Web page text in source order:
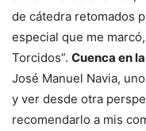
de cátedra retomados
especial que me
Torcidos”. Cuenca en
José Manuel Navia,
y ver desde otra
recomendarlo a mis